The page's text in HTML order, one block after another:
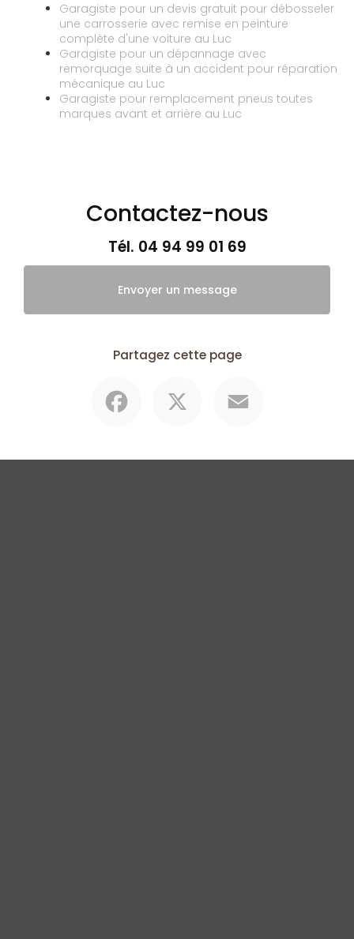
Garagiste pour un devis gratuit pour débosseler
une carrosserie avec remise en peinture
complète d'une voiture au Luc
Garagiste pour un dépannage avec
remorquage suite à un accident pour réparation
mécanique au Luc
Garagiste pour remplacement pneus toutes
marques avant et arrière au Luc
Contactez-nous
Tél. 04 94 99 01 69
Envoyer un message
Partagez cette page